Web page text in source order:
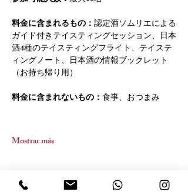
料金に含まれるもの： 認定酒ソムリエによる
ガイド付きテイスティングセッション、日本
酒4種のテイスティングフライト、テイステ
ィングノート、日本酒の情報ブックレット
（お持ち帰り用）
料金に含まれないもの： 食事、おつまみ
Mostrar más